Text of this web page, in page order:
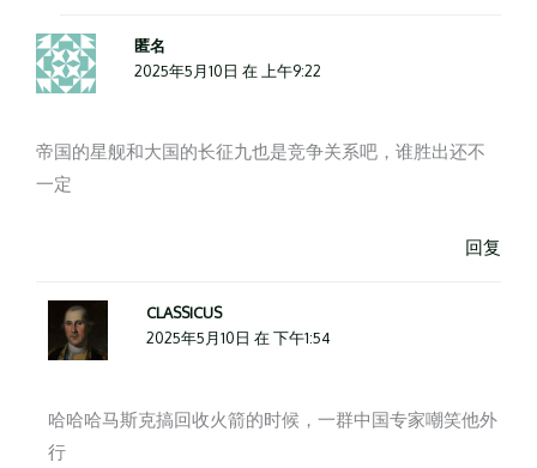
匿名
2025年5月10日 在 上午9:22
帝国的星舰和大国的长征九也是竞争关系吧，谁胜出还不
一定
回复
CLASSICUS
2025年5月10日 在 下午1:54
哈哈哈马斯克搞回收火箭的时候，一群中国专家嘲笑他外
行